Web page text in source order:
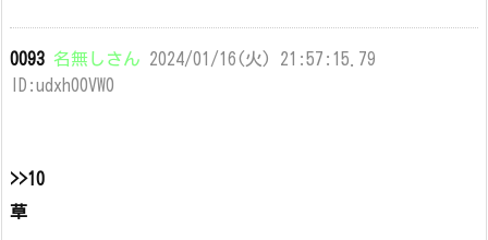
0093 名無しさん 2024/01/16(火) 21:57:15.79
ID:udxh00VW0
>>10
草